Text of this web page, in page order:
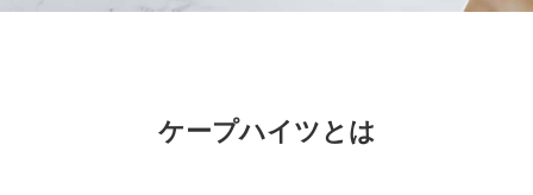
ケープハイツとは